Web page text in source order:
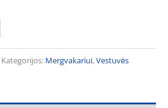
Kategorijos: Mergvakariui,Vestuvės